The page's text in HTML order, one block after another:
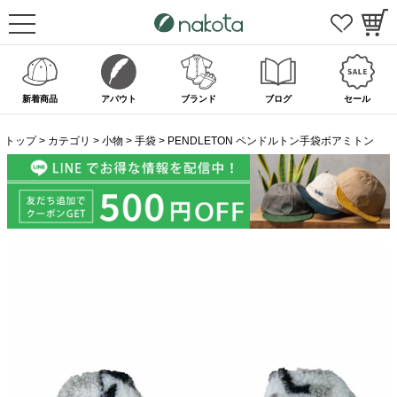
新着商品 アバウト ブランド ブログ セール
トップ カテゴリ 小物 手袋 PENDLETON ペンドルトン手袋ボアミトン